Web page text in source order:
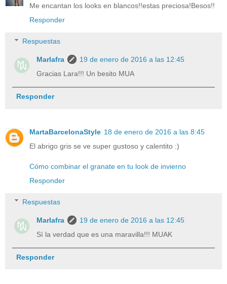
Me encantan los looks en blancos!!estas preciosa!Besos!!
Responder
Respuestas
Marlafra
19 de enero de 2016 a las 12:45
Gracias Lara!!! Un besito MUA
Responder
MartaBarcelonaStyle 18 de enero de 2016 a las 8:45
El abrigo gris se ve super gustoso y calentito :)
Cómo combinar el granate en tu look de invierno
Responder
Respuestas
Marlafra
19 de enero de 2016 a las 12:45
Sí la verdad que es una maravilla!!! MUAK
Responder